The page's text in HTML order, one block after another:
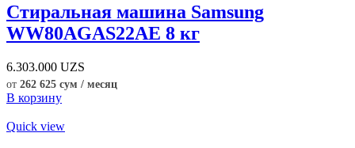
Стиральная машина Samsung
WW80AGAS22AE 8 кг
6.303.000 UZS
от 262 625 сум / месяц
В корзину
Quick view